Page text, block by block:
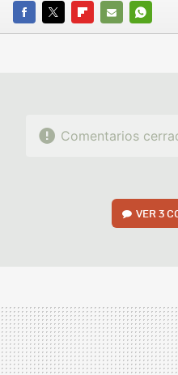
FACEBOOK
TWITTERFLIPBOARD
E-
Comentarios
VER3